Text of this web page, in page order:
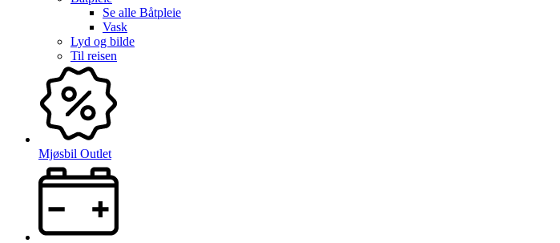
Se alle Båtpleie
Vask
Lyd og bilde
Til reisen
Mjøsbil Outlet